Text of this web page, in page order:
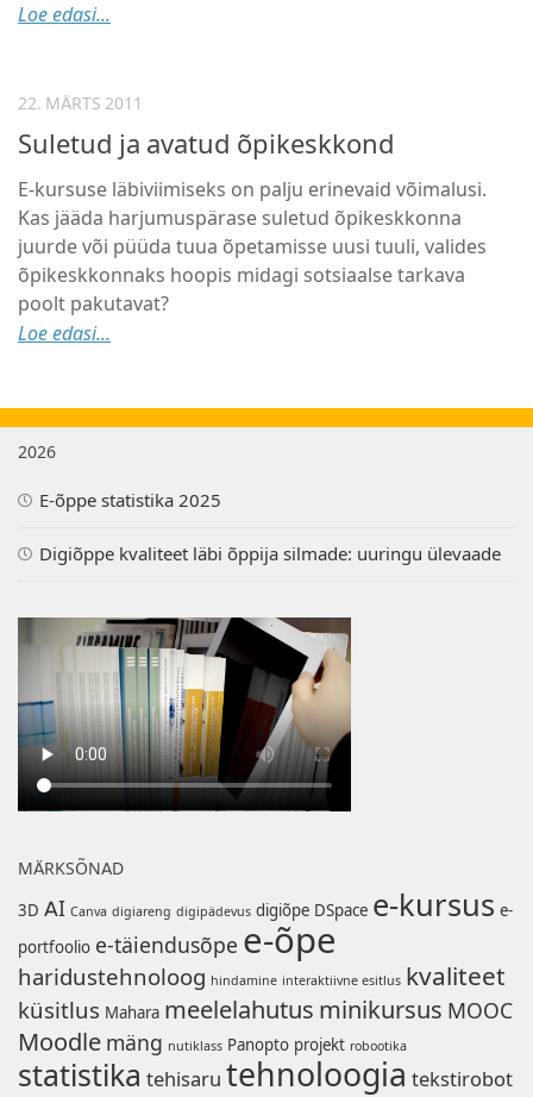
Loe edasi...
22. MÄRTS 2011
Suletud ja avatud õpikeskkond
E-kursuse läbiviimiseks on palju erinevaid võimalusi.
Kas jääda harjumuspärase suletud õpikeskkonna
juurde või püüda tuua õpetamisse uusi tuuli, valides
õpikeskkonnaks hoopis midagi sotsiaalse tarkava
poolt pakutavat?
Loe edasi...
2026
E-õppe statistika 2025
Digiõppe kvaliteet läbi õppija silmade: uuringu ülevaade
MÄRKSÕNAD
3D AI Canva digiareng digipädevus digiõpe DSpace e-kursus e-
portfoolio e-täiendusõpe e-õpe
haridustehnoloog hindamine interaktiivne esitlus kvaliteet
küsitlus Mahara meelelahutus minikursus MOOC
Moodle mäng nutiklass Panopto projekt robootika
statistika tehisaru tehnoloogia tekstirobot